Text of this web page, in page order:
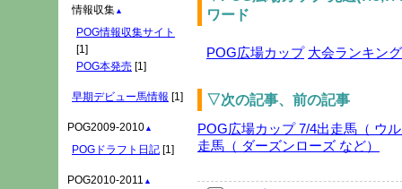
ワード
POG広場カップ 大会ランキング
▽次の記事、前の記事
POG広場カップ 7/4出走馬（ ウ
走馬（ ダーズンローズ など）
情報収集 ▲
POG情報収集サイト
[1]
POG本発売 [1]
早期デビュー馬情報 [1]
POG2009-2010 ▲
POGドラフト日記 [1]
POG2010-2011 ▲